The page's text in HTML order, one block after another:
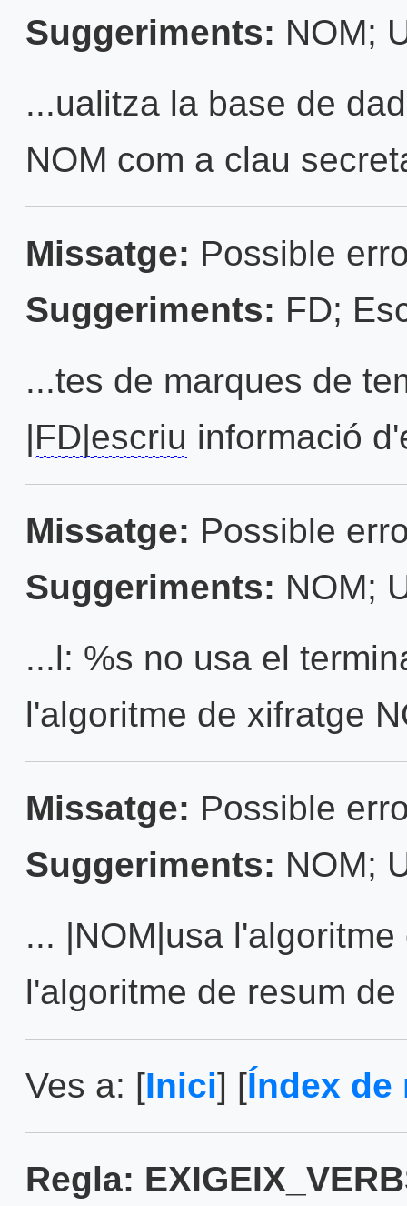
Suggeriments: NOM;
...ualitza la base de
NOM com a clau
Missatge: Possible
Suggeriments: FD;
...tes de marques de
|FD|escriu informació
Missatge: Possible
Suggeriments: NOM;
...l: %s no usa el
l'algoritme de xifratge
Missatge: Possible
Suggeriments: NOM;
... |NOM|usa
l'algoritme de resum
Ves a: [Inici] [Índex de
Regla: